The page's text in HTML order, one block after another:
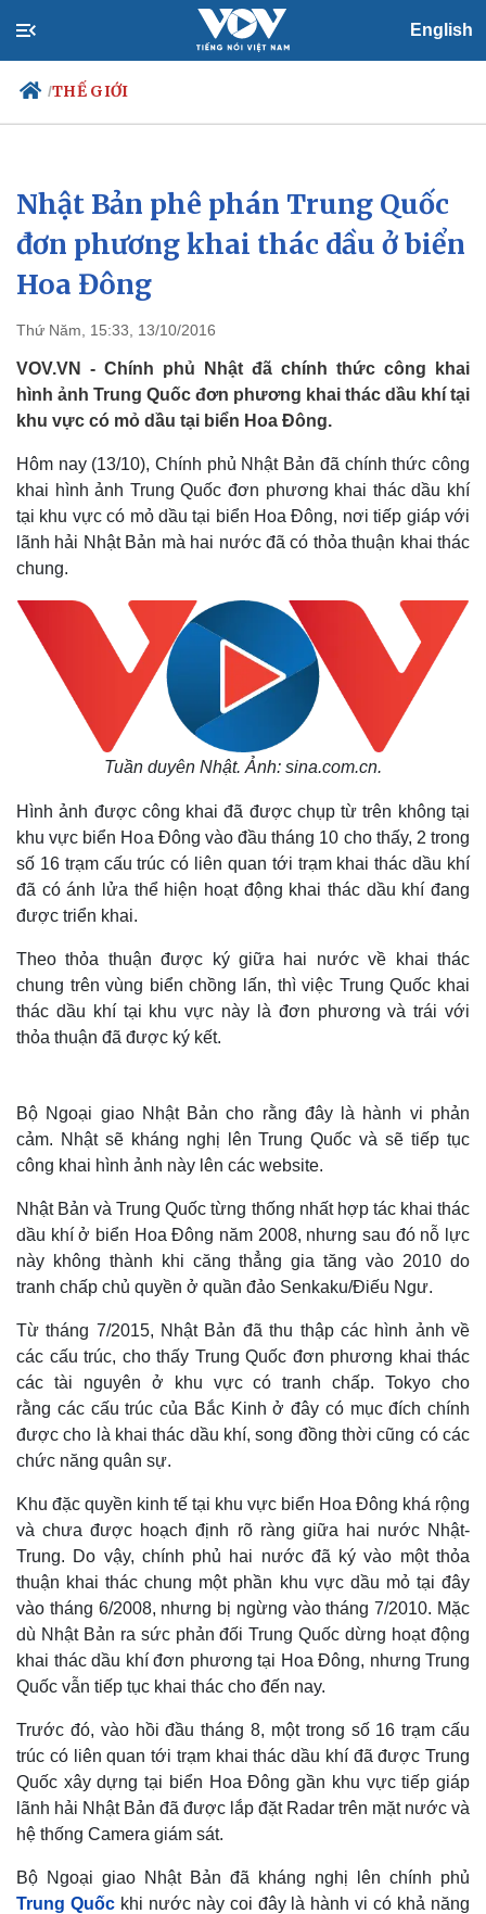
English
/THẾ GIỚI
Chính trị
Đảng
Tổ chức nhân sự
Quốc hội
Nhận diện sự thật
Xã hội
Tin 24h
Dự báo thời tiết
Thế giới
Quan sát
Cuộc sống đó đây
Hồ sơ
Multimedia
Video
Infographic
Nhật Bản phê phán Trung Quốc
đơn phương khai thác dầu ở biển
Hoa Đông
Thứ Năm, 15:33, 13/10/2016
VOV.VN - Chính phủ Nhật đã chính thức công khai
hình ảnh Trung Quốc đơn phương khai thác dầu khí tại
khu vực có mỏ dầu tại biển Hoa Đông.
Hôm nay (13/10), Chính phủ Nhật Bản đã chính thức công
khai hình ảnh Trung Quốc đơn phương khai thác dầu khí
tại khu vực có mỏ dầu tại biển Hoa Đông, nơi tiếp giáp với
lãnh hải Nhật Bản mà hai nước đã có thỏa thuận khai thác
chung.
Tuần duyên Nhật. Ảnh: sina.com.cn.
Hình ảnh được công khai đã được chụp từ trên không tại
khu vực biển Hoa Đông vào đầu tháng 10 cho thấy, 2 trong
số 16 trạm cấu trúc có liên quan tới trạm khai thác dầu khí
đã có ánh lửa thể hiện hoạt động khai thác dầu khí đang
được triển khai.
Theo thỏa thuận được ký giữa hai nước về khai thác
chung trên vùng biển chồng lấn, thì việc Trung Quốc khai
thác dầu khí tại khu vực này là đơn phương và trái với
thỏa thuận đã được ký kết.
Bộ Ngoại giao Nhật Bản cho rằng đây là hành vi phản
cảm. Nhật sẽ kháng nghị lên Trung Quốc và sẽ tiếp tục
công khai hình ảnh này lên các website.
Nhật Bản và Trung Quốc từng thống nhất hợp tác khai thác
dầu khí ở biển Hoa Đông năm 2008, nhưng sau đó nỗ lực
này không thành khi căng thẳng gia tăng vào 2010 do
tranh chấp chủ quyền ở quần đảo Senkaku/Điếu Ngư.
Từ tháng 7/2015, Nhật Bản đã thu thập các hình ảnh về
các cấu trúc, cho thấy Trung Quốc đơn phương khai thác
các tài nguyên ở khu vực có tranh chấp. Tokyo cho
rằng các cấu trúc của Bắc Kinh ở đây có mục đích chính
được cho là khai thác dầu khí, song đồng thời cũng có các
chức năng quân sự.
Khu đặc quyền kinh tế tại khu vực biển Hoa Đông khá rộng
và chưa được hoạch định rõ ràng giữa hai nước Nhật-
Trung. Do vậy, chính phủ hai nước đã ký vào một thỏa
thuận khai thác chung một phần khu vực dầu mỏ tại đây
vào tháng 6/2008, nhưng bị ngừng vào tháng 7/2010. Mặc
dù Nhật Bản ra sức phản đối Trung Quốc dừng hoạt động
khai thác dầu khí đơn phương tại Hoa Đông, nhưng Trung
Quốc vẫn tiếp tục khai thác cho đến nay.
Trước đó, vào hồi đầu tháng 8, một trong số 16 trạm cấu
trúc có liên quan tới trạm khai thác dầu khí đã được Trung
Quốc xây dựng tại biển Hoa Đông gần khu vực tiếp giáp
lãnh hải Nhật Bản đã được lắp đặt Radar trên mặt nước và
hệ thống Camera giám sát.
Bộ Ngoại giao Nhật Bản đã kháng nghị lên chính phủ
Trung Quốckhi nước này coi đây là hành vi có khả năng